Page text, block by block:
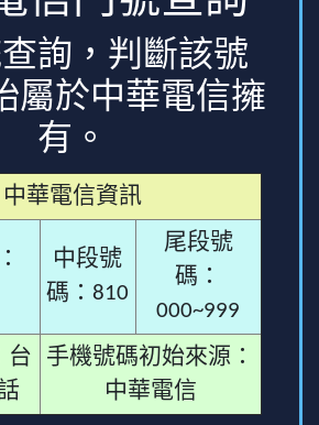
詢，判斷該號
屬於中華電信擁
有。
中華電信資訊
中段號
碼：810
尾段號
碼：
000~999
台
手機號碼初始來源：
中華電信